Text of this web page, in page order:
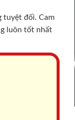
tuyệt đối. Cam
luôn tốt nhất